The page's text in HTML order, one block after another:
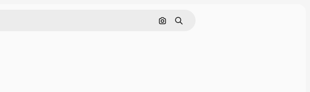
Buscar por imagen
Buscar